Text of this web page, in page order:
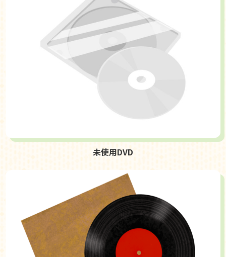
未使用DVD